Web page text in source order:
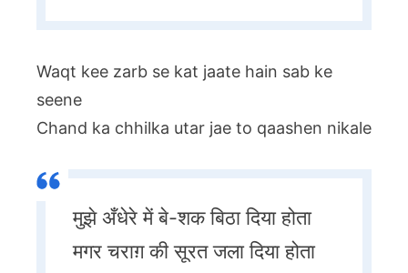
Waqt kee zarb se kat jaate hain sab ke
seene
Chand ka chhilka utar jae to qaashen nikale
मुझे अँधेरे में बे-शक बिठा दिया होता
मगर चराग़ की सूरत जला दिया होता